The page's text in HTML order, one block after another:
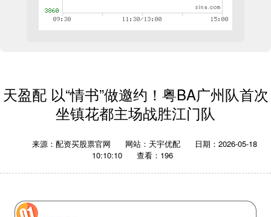
天盈配 以“情书”做邀约！粤BA广州队首次
坐镇花都主场战胜江门队
来源：配资买股票官网 网站：天宇优配
日期：2026-05-18
10:10:10
查看：196